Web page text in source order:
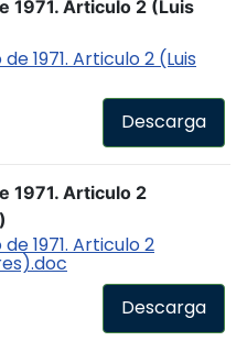
1971. Articulo 2 (Luis
1971. Articulo 2 (Luis
Descarga
1971. Articulo 2
1971. Articulo 2
Descarga